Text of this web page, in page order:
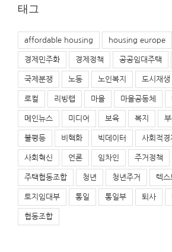
태그
affordable housing housing europe
경제민주화 경제정책 공공임대주택
국제분쟁 노동 노인복지 도시재생
로컬 리빙랩 마을 마을공동체
메인뉴스 미디어 보육 복지
불평등 비핵화 빅데이터 사회적경
사회혁신 언론 임차인 주거정책
주택협동조합 청년 청년주거 텍스
토지임대부 통일 통일부 퇴사
협동조합